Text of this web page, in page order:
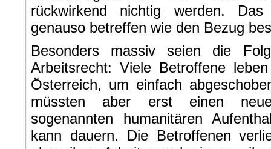
rückwirkend nichtig werden. Das
genauso betreffen wie den Bezug
Besonders massiv seien die
Arbeitsrecht: Viele Betroffene
Österreich, um einfach
müssten aber erst einen
sogenannten humanitären
kann dauern. Die Betroffenen